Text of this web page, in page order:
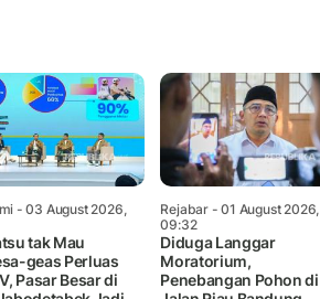
- 03 August 2026,
tak Mau
geas Perluas
Pasar Besar di
Rejabar- 01 August 2026,
09:32
Diduga Langgar
Moratorium,
Penebangan Pohon di